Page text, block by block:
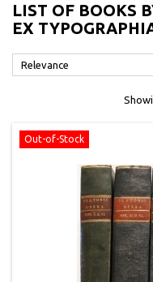
LIST OF BOOKS
EX
Relevance
Out-of-Stock